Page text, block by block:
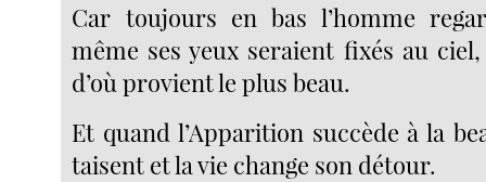
Car toujours en bas l’homme
même ses yeux seraient fixés au
d’où provient le plus beau.
Et quand l’Apparition succède à la
taisent et la vie change son détour.